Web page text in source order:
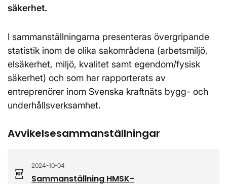
säkerhet.
I sammanställningarna presenteras övergripande
statistik inom de olika sakområdena (arbetsmiljö,
elsäkerhet, miljö, kvalitet samt egendom/fysisk
säkerhet) och som har rapporterats av
entreprenörer inom Svenska kraftnäts bygg- och
underhållsverksamhet.
Avvikelsesammanställningar
2024-10-04
Sammanställning HMSK-